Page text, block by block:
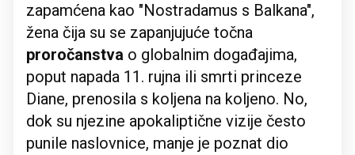
zapamćena kao "Nostradamus s Balkana",
žena čija su se zapanjujuće točna
proročanstva o globalnim događajima,
poput napada 11. rujna ili smrti princeze
Diane, prenosila s koljena na koljeno. No,
dok su njezine apokaliptične vizije često
punile naslovnice, manje je poznat dio